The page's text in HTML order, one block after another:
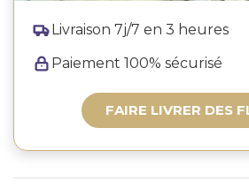
Livraison 7j/7 en 3 heures
Paiement 100% sécurisé
FAIRE LIVRER DES